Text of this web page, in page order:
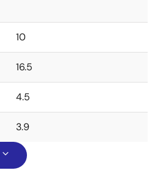
10
16.5
4.5
3.9